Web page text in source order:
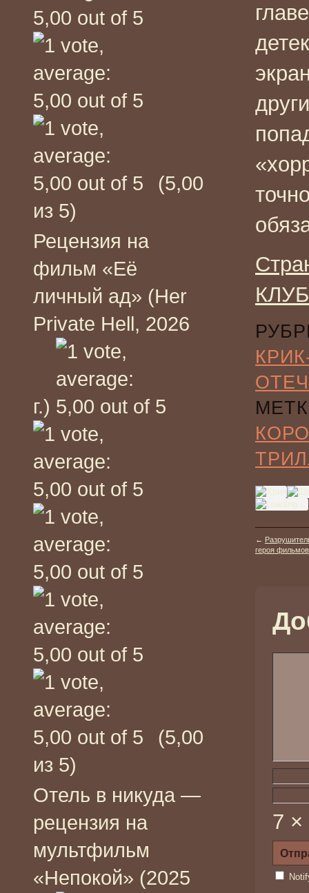
(5,00
из 5)
Рецензия на
фильм «Её
личный ад» (Her
Private Hell, 2026
г.)
(5,00
из 5)
Отель в никуда —
рецензия на
мультфильм
«Непокой» (2025
←
героя
7 ×